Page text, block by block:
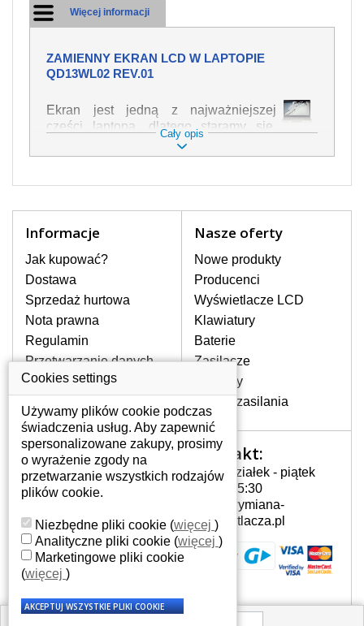
Więcej informacji
ZAMIENNY EKRAN LCD W LAPTOPIE
QD13WL02 REV.01
Ekran jest jedną z najważniejszej
części laptopa, dlatego staramy się,
żeby był jak najwyższej jakości. Służy
on do wyświetlania tekstu lub obrazu w
z nim z jak największą ostrożnością. Do
zaliczyć uszkodzenia mechaniczne np.
rozbity lub pęknięty ekran, następnie
pojawiające się pionowe pasy, ciemny
ekran, migotanie lub nierównomierną
jasność ekranu.
NAJWYZSZEJ JAKOŚCI!
W naszym magazynie przez
cały okres gwarancji posiadamy
wyłącznie wysokiej jakości
oryginalne matryce klasy A+ bez
wadliwych pikseli.
JAK WYBRAĆ ODPOWIEDNI EKRAN
DO LAPTOPA QD13WL02 REV.01?
Odpowiedni ekran można dobrać do
konkretnego modelu laptopa, którego
oznaczenie można znaleźć na naklejce
na spodzie laptopa lub pod baterią, bywa
również umieszczone na ramkach lub
pęknięty ekran został zdemontowany, w
Cały opis
Informacje
Jak kupować?
Dostawa
Sprzedaż hurtowa
Nota prawna
Regulamin
Przetwarzanie danych
osobowych
Gdzie nas znajdziesz
Nasze oferty
Nowe produkty
Producenci
Wyświetlacze LCD
Klawiatury
Baterie
Zasilacze
Zawiasy
Złącza zasilania
Twoje konto
Twoje konto
Dane osobowe
Adresy
Historia zamówień
Kontakt:
Poniedziałek - piątek
7:00 - 15:30
info@wymiana-
wyswietlacza.pl
Cookies settings
Używamy plików cookie podczas
świadczenia usług. Aby zapewnić
spersonalizowane zakupy, prosimy
o wyrażenie zgody na
przetwarzanie wszystkich rodzajów
plików cookie.
Niezbędne pliki cookie (więcej )
Analityczne pliki cookie (więcej )
Marketingowe pliki cookie
(więcej )